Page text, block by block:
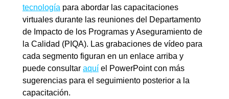
tecnología para abordar las capacitaciones
virtuales durante las reuniones del Departamento
de Impacto de los Programas y Aseguramiento de
la Calidad (PIQA). Las grabaciones de vídeo para
cada segmento figuran en un enlace arriba y
puede consultar aquí el PowerPoint con más
sugerencias para el seguimiento posterior a la
capacitación.